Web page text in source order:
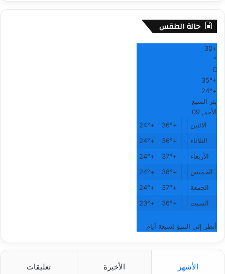
حالة الطقس
+
30
°
C
+
35°
+
24°
بئر السبع
الأحد, 09
الاثنين
+
36°
+
24°
الثلاثاء
+
36°
+
24°
الأربعاء
+
37°
+
24°
الخميس
+
38°
+
24°
الجمعة
+
37°
+
24°
السبت
+
36°
+
23°
أنظر إلى التنبؤ لسبعة أيام
الأشهر الأخيرة تعليقات